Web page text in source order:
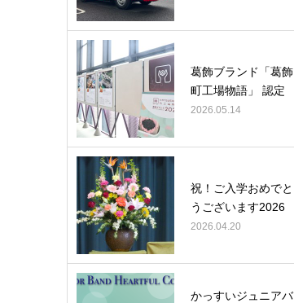
葛飾ブランド「葛飾
町工場物語」 認定
2026.05.14
祝！ご入学おめでと
うございます2026
2026.04.20
かっすいジュニアバ